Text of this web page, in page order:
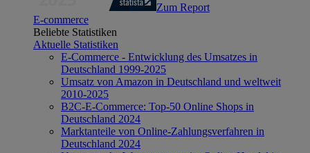
Zum Report
E-commerce
Beliebte Statistiken
Aktuelle Statistiken
E-Commerce - Entwicklung des Umsatzes in
Deutschland 1999-2025
Umsatz von Amazon in Deutschland und weltweit
2010-2025
B2C-E-Commerce: Top-50 Online Shops in
Deutschland 2024
Marktanteile von Online-Zahlungsverfahren in
Deutschland 2024